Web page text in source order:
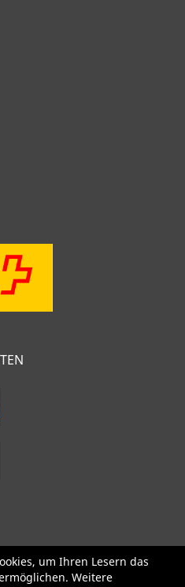
Cervélo BMC Orbea
Yeti
um Ihren Lesern das
Weitere